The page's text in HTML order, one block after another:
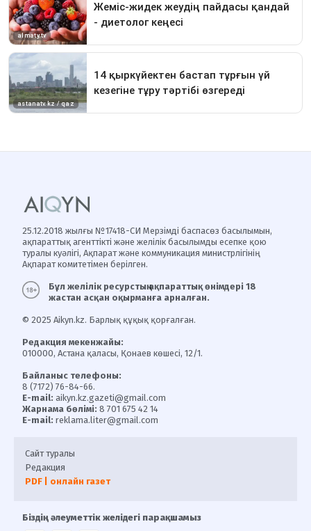
25.12.2018 жылғы №17418-СИ Мерзімді баспасөз басылымын,
ақпараттық агенттікті және желілік басылымды есепке қою
туралы куәлігі, Ақпарат және коммуникация министрлігінің
Ақпарат комитетімен берілген.
Бұл желілік ресурстың ақпараттық өнімдері 18
жастан асқан оқырманға арналған.
© 2025 Aikyn.kz. Барлық құқық қорғалған.
Редакция мекенжайы:
010000, Астана қаласы, Қонаев көшесі, 12/1.
Байланыс телефоны:
8 (7172) 76-84-66.
E-mail: aikyn.kz.gazeti@gmail.com
Жарнама бөлімі: 8 701 675 42 14
E-mail: reklama.liter@gmail.com
Сайт туралы
Редакция
PDF | онлайн газет
Біздің әлеуметтік желідегі парақшамыз